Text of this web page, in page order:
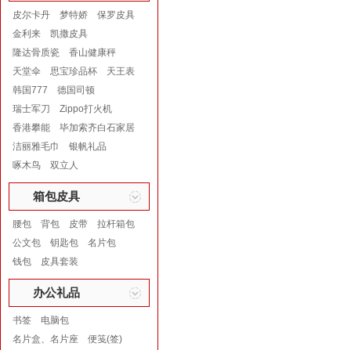
皮尔卡丹 梦特娇
保罗皮具
金利来
凯撒皮具
隆达骨质瓷
香山健康秤
天堂伞
思宝珍品杯
天王表
韩国777
德国司顿
瑞士军刀
Zippo打火机
香港攀能
毕加索齐白石家居
洁丽雅毛巾
银帆礼品
啄木鸟
双立人
箱包皮具
腰包 背包 皮带
拉杆箱包
公文包
钥匙包
名片包
钱包
皮具套装
办公礼品
书签
电脑包
名片盒、名片座
便笺(签)